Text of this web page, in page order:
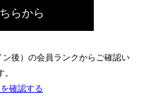
らから
後）の会員ランクからご確認い
確認する